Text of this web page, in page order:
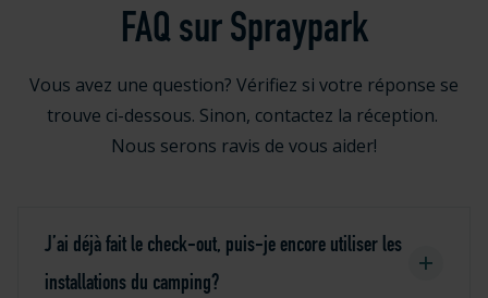
FAQ sur Spraypark
Vous avez une question? Vérifiez si votre réponse se
trouve ci-dessous. Sinon, contactez la réception.
Nous serons ravis de vous aider!
J’ai déjà fait le check-out, puis-je encore utiliser les
installations du camping?